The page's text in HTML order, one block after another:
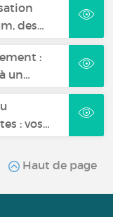
des…
:
un…
: vos…
Haut de page